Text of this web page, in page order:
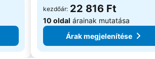
kezdőár: 22 816 Ft
10 oldal árainak mutatása
Árak megjelenítése